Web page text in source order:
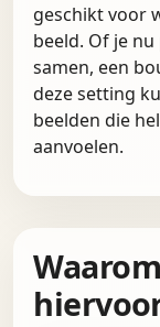
geschikt voor
beeld. Of je
samen, een
deze setting
beelden die
aanvoelen.